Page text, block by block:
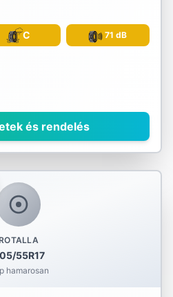
C 71 dB
és rendelés
55R17
hamarosan